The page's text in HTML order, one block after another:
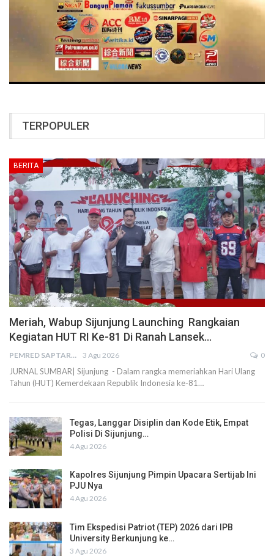
TERPOPULER
BERITA
Meriah, Wabup Sijunjung Launching Rangkaian
Kegiatan HUT RI Ke-81 Di Ranah Lansek…
PEMRED SAPTARIUS 3 Agu 2026 0
JURNAL SUMBAR| Sijunjung - Dalam rangka memeriahkan Hari Ulang
Tahun (HUT) Kemerdekaan Republik Indonesia ke-81…
Tegas, Langgar Disiplin dan Kode Etik, Empat
Polisi Di Sijunjung…
4 Agu 2026
Kapolres Sijunjung Pimpin Upacara Sertijab Ini
PJU Nya
4 Agu 2026
Tim Ekspedisi Patriot (TEP) 2026 dari IPB
University Berkunjung ke…
3 Agu 2026